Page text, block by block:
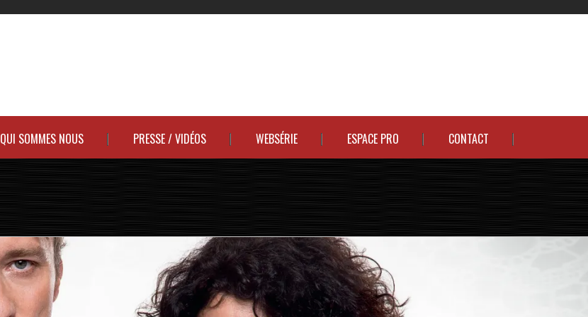
QUI SOMMES NOUS PRESSE / VIDÉOS WEBSÉRIE ESPACE PRO CONTACT